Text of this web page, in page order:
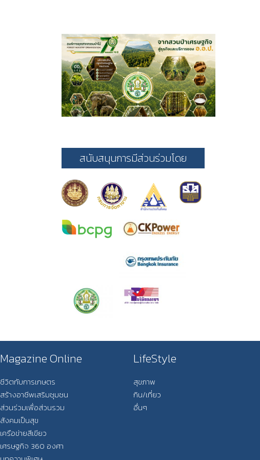
สนับสนุนการมีส่วนร่วมโดย
Magazine Online
ชีวิตกับการเกษตร
สร้างอาชีพเสริมชุมชน
ส่วนร่วมเพื่อส่วนรวม
สังคมเป็นสุข
เครือข่ายสีเขียว
เศรษฐกิจ 360 องศา
LifeStyle
สุขภาพ
กิน/เที่ยว
อื่นๆ